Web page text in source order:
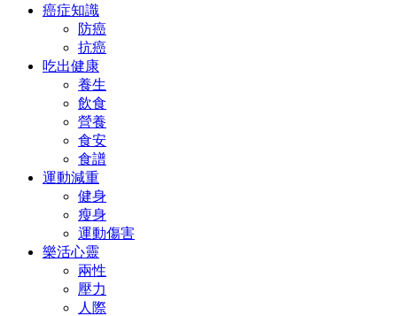
癌症知識
防癌
抗癌
吃出健康
養生
飲食
營養
食安
食譜
運動減重
健身
瘦身
運動傷害
樂活心靈
兩性
壓力
人際